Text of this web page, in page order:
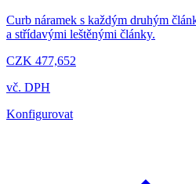
Curb náramek s každým druhým
a střídavými leštěnými články.
CZK 477,652
vč. DPH
Konfigurovat